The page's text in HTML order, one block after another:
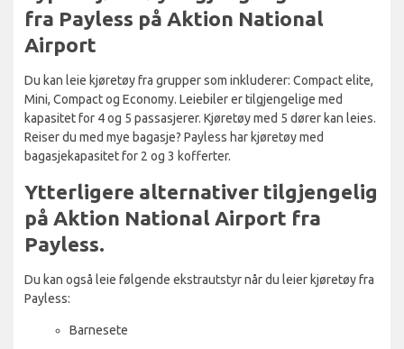
fra Payless på Aktion National
Airport
Du kan leie kjøretøy fra grupper som inkluderer: Compact elite,
Mini, Compact og Economy. Leiebiler er tilgjengelige med
kapasitet for 4 og 5 passasjerer. Kjøretøy med 5 dører kan leies.
Reiser du med mye bagasje? Payless har kjøretøy med
bagasjekapasitet for 2 og 3 kofferter.
Ytterligere alternativer tilgjengelig
på Aktion National Airport fra
Payless.
Du kan også leie følgende ekstrautstyr når du leier kjøretøy fra
Payless:
Barnesete